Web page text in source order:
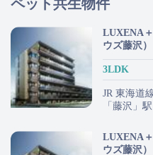
ペット共生物件
LUXENA
ウズ藤沢）
3LDK
JR 東海道
「藤沢」
LUXENA
ウズ藤沢）